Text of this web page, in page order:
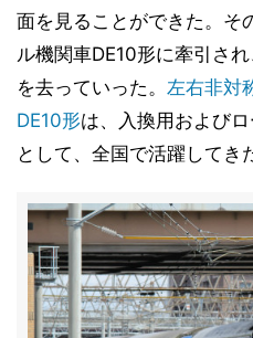
面を見ることができた。そ
ル機関車DE10形に牽引さ
を去っていった。 左右非対
DE10形は、入換用および
として、全国で活躍してき